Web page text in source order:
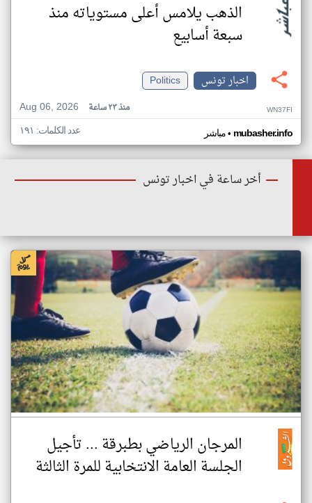
الذهب يلامس أعلى مستوياته منذ
سبعة أسابيع
اخبار تونس
Politics
Aug 06, 2026
منذ ٢٣ ساعة WN37FI
مباشر• mubasher.info عدد الكلمات: ١٩١
أخر ساعة في اخبار تونس
المرجان الرياضي بطبرقة ... تأجيل
الجلسة العامة الانتخابية للمرة الثالثة